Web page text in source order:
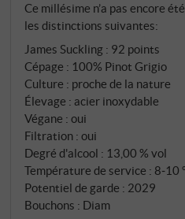
entre 200 et 400 mètres,
température entre le jour et
vallée. C'est ce qui donne ici
tension. Vinifié en cuve
minutieux des températures
distraction. Ce qui atterrit
Ce millésime n’a pas encore
les distinctions suivantes:
James Suckling : 92 points
Cépage : 100% Pinot Grigio
Culture : proche de la nature
Élevage : acier inoxydable
Végane : oui
Filtration : oui
Degré d'alcool : 13,00 % vol
Température de service : 8‑10
Potentiel de garde : 2029
Bouchons : Diam